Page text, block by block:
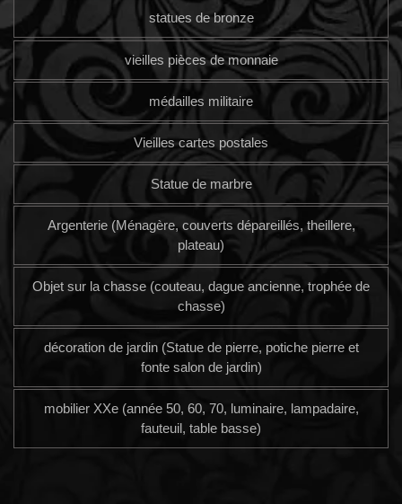
statues de bronze
vieilles pièces de monnaie
médailles militaire
Vieilles cartes postales
Statue de marbre
Argenterie (Ménagère, couverts dépareillés, theillere,
plateau)
Objet sur la chasse (couteau, dague ancienne, trophée de
chasse)
décoration de jardin (Statue de pierre, potiche pierre et
fonte salon de jardin)
mobilier XXe (année 50, 60, 70, luminaire, lampadaire,
fauteuil, table basse)